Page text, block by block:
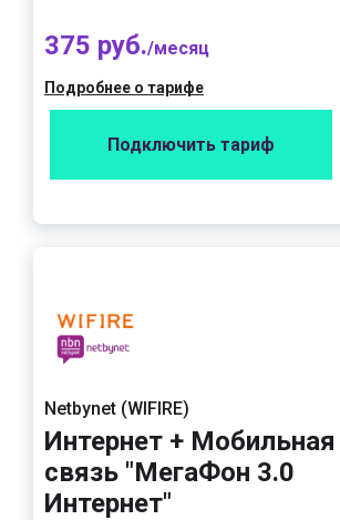
375 руб./месяц
Подробнее о тарифе
Подключить тариф
Netbynet (WIFIRE)
Интернет + Мобильная
связь "МегаФон 3.0
Интернет"